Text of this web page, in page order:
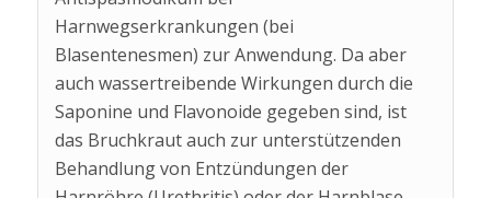
Harnwegserkrankungen (bei
Blasentenesmen) zur Anwendung. Da aber
auch wassertreibende Wirkungen durch die
Saponine und Flavonoide gegeben sind, ist
das Bruchkraut auch zur unterstützenden
Behandlung von Entzündungen der